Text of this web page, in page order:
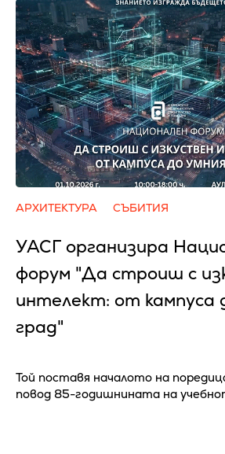
АРХИТЕКТУРА СЪБИТИЯ
УАСГ организира
форум "Да строиш с
интелект: от кампуса
град"
Той поставя началото на
повод 85-годишнината на